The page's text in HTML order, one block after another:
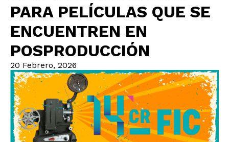
PARA PELÍCULAS QUE SE
ENCUENTREN EN
POSPRODUCCIÓN
20 Febrero, 2026